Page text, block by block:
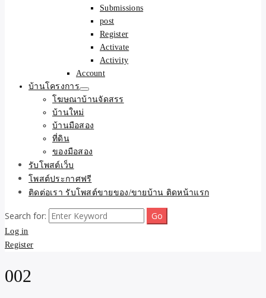
Submissions
post
Register
Activate
Activity
Account
บ้านโครงการ
โฆษณาบ้านจัดสรร
บ้านใหม่
บ้านมือสอง
ที่ดิน
ของมือสอง
รับโพสต์เว็บ
โพสต์ประกาศฟรี
ติดต่อเรา รับโพสต์ขายของ/ขายบ้าน ติดหน้าแรก
Search for:
Log in
Register
002